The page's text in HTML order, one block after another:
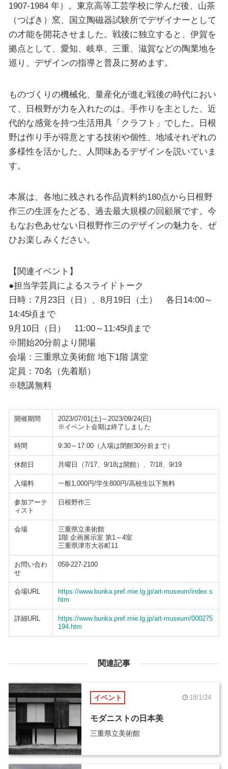
1907-1984 年）。東京高等工芸学校に学んだ後、山茶
（つばき）窯、国立陶磁器試験所でデザイナーとして
の才能を開花させました。戦後に独立すると、伊賀を
拠点として、愛知、岐阜、三重、滋賀などの陶業地を
巡り、デザインの指導と普及に努めます。
ものづくりの機械化、量産化が進む戦後の時代におい
て、日根野が力を入れたのは、手作りを主とした、近
代的な感覚を持つ生活用具「クラフト」でした。日根
野は作り手が得意とする技術や個性、地域それぞれの
多様性を活かした、人間味あるデザインを説いていま
す。
本展は、各地に残される作品資料約180点から日根野
作三の生涯をたどる、過去最大規模の回顧展です。今
もなお色あせない日根野作三のデザインの魅力を、ぜ
ひお楽しみください。
【関連イベント】
●担当学芸員によるスライドトーク
日時：7月23日（日）、8月19日（土） 各日14:00～
14:45頃まで
9月10日（日） 11:00～11:45頃まで
※開始20分前より開場
会場：三重県立美術館 地下1階 講堂
定員：70名（先着順）
※聴講無料
開催期間
2023/07/01(土)～2023/09/24(日)
※イベント会期は終了しました
時間 9:30～17:00（入場は閉館30分前まで）
休館日 月曜日（7/17、9/18は開館）、7/18、9/19
入場料 一般1,000円/学生800円/高校生以下無料
参加アーテ
ィスト
日根野作三
会場
三重県立美術館
1階 企画展示室 第1～4室
三重県津市大谷町11
お問い合わ
せ
059-227-2100
会場URL
https://www.bunka.pref.mie.lg.jp/art-museum/index.s
htm
詳細URL
https://www.bunka.pref.mie.lg.jp/art-museum/000275
194.htm
関連記事
イベント 18/1/24
モダニストの日本美
三重県立美術館